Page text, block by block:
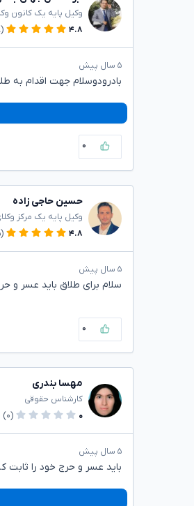
وکیل پایه یک کانون
۴.۸
(۱۲۴۸)
۵ سال پیش
بادرودوسلام جهت اقدام به
۰
حسین حاجی زاده
وکیل پایه یک مرکز
۴.۸
(۵۸۵)
۵ سال پیش
سلام برای طلاق باید عسر و
۰
مهسا بندری
کارشناس حقوقی
۰
(۰)
۵ سال پیش
باید عسر و حرج خود را ثابت